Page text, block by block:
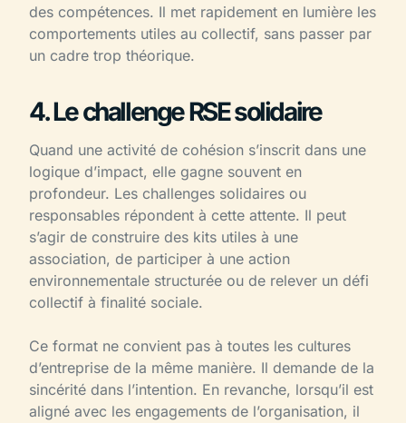
des compétences. Il met rapidement en lumière les
comportements utiles au collectif, sans passer par
un cadre trop théorique.
4. Le challenge RSE solidaire
Quand une activité de cohésion s’inscrit dans une
logique d’impact, elle gagne souvent en
profondeur. Les challenges solidaires ou
responsables répondent à cette attente. Il peut
s’agir de construire des kits utiles à une
association, de participer à une action
environnementale structurée ou de relever un défi
collectif à finalité sociale.
Ce format ne convient pas à toutes les cultures
d’entreprise de la même manière. Il demande de la
sincérité dans l’intention. En revanche, lorsqu’il est
aligné avec les engagements de l’organisation, il